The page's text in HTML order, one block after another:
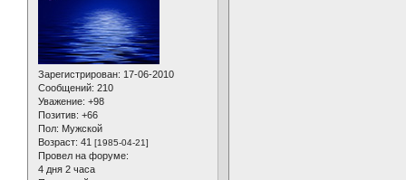
Зарегистрирован: 17-06-2010
Сообщений: 210
Уважение: +98
Позитив: +66
Пол: Мужской
Возраст: 41 [1985-04-21]
Провел на форуме:
4 дня 2 часа